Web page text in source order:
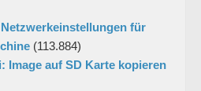
für
(113.884)
Image auf SD Karte kopieren